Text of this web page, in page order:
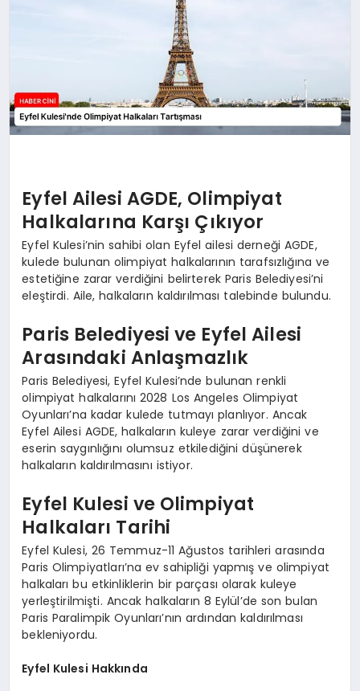
GÜNDEM
Eyfel Ailesi AGDE, Olimpiyat
Halkalarına Karşı Çıkıyor
Eyfel Kulesi’nin sahibi olan Eyfel ailesi derneği AGDE,
kulede bulunan olimpiyat halkalarının tarafsızlığına ve
estetiğine zarar verdiğini belirterek Paris Belediyesi’ni
eleştirdi. Aile, halkaların kaldırılması talebinde bulundu.
Paris Belediyesi ve Eyfel Ailesi
Arasındaki Anlaşmazlık
Paris Belediyesi, Eyfel Kulesi’nde bulunan renkli
olimpiyat halkalarını 2028 Los Angeles Olimpiyat
Oyunları’na kadar kulede tutmayı planlıyor. Ancak
Eyfel Ailesi AGDE, halkaların kuleye zarar verdiğini ve
eserin saygınlığını olumsuz etkilediğini düşünerek
halkaların kaldırılmasını istiyor.
Eyfel Kulesi ve Olimpiyat
Halkaları Tarihi
Eyfel Kulesi, 26 Temmuz-11 Ağustos tarihleri arasında
Paris Olimpiyatları’na ev sahipliği yapmış ve olimpiyat
halkaları bu etkinliklerin bir parçası olarak kuleye
yerleştirilmişti. Ancak halkaların 8 Eylül’de son bulan
Paris Paralimpik Oyunları’nın ardından kaldırılması
bekleniyordu.
Eyfel Kulesi Hakkında